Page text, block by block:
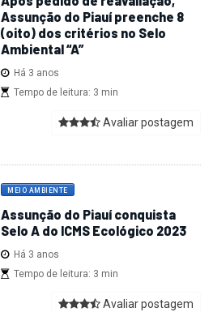
Assunção do Piauí preenche 8
(oito) dos critérios no Selo
Ambiental “A”
Há 3 anos
Tempo de leitura: 3 min
Avaliar postagem
MEIO AMBIENTE
Assunção do Piauí conquista
Selo A do ICMS Ecológico 2023
Há 3 anos
Tempo de leitura: 3 min
Avaliar postagem